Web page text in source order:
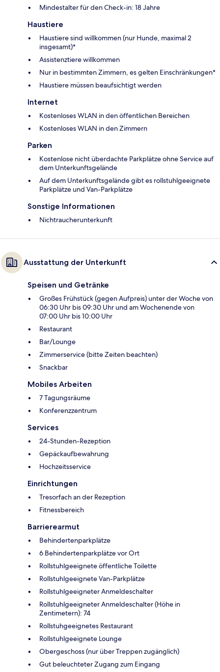
Mindestalter für den Check-in: 18 Jahre
Haustiere
Haustiere sind willkommen (nur Hunde, maximal 2
insgesamt)*
Assistenztiere willkommen
Nur in bestimmten Zimmern, es gelten Einschränkungen*
Haustiere müssen beaufsichtigt werden
Internet
Kostenloses WLAN in den öffentlichen Bereichen
Kostenloses WLAN in den Zimmern
Parken
Kostenlose nicht überdachte Parkplätze ohne Service auf
dem Unterkunftsgelände
Auf dem Unterkunftsgelände gibt es rollstuhlgeeignete
Parkplätze und Van-Parkplätze
Sonstige Informationen
Nichtraucherunterkunft
Ausstattung der Unterkunft
Speisen und Getränke
Großes Frühstück (gegen Aufpreis) unter der Woche von
06:30 Uhr bis 09:30 Uhr und am Wochenende von
07:00 Uhr bis 10:00 Uhr
Restaurant
Bar/Lounge
Zimmerservice (bitte Zeiten beachten)
Snackbar
Mobiles Arbeiten
7 Tagungsräume
Konferenzzentrum
Services
24-Stunden-Rezeption
Gepäckaufbewahrung
Hochzeitsservice
Einrichtungen
Tresorfach an der Rezeption
Fitnessbereich
Barrierearmut
Behindertenparkplätze
6 Behindertenparkplätze vor Ort
Rollstuhlgeeignete öffentliche Toilette
Rollstuhlgeeignete Van-Parkplätze
Rollstuhlgeeigneter Anmeldeschalter
Rollstuhlgeeigneter Anmeldeschalter (Höhe in
Zentimetern): 74
Rollstuhgeeignetes Restaurant
Rollstuhlgeeignete Lounge
Obergeschoss (nur über Treppen zugänglich)
Gut beleuchteter Zugang zum Eingang